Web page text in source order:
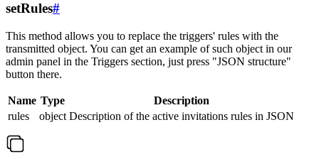
setRules#
This method allows you to replace the triggers' rules with the
transmitted object. You can get an example of such object in our
admin panel in the Triggers section, just press "JSON structure"
button there.
Name Type
Description
rules
object Description of the active invitations rules in JSON